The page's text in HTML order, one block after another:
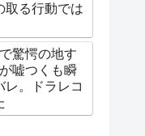
取る行動では
驚愕の地す
嘘つくも瞬
レ。ドラレコ